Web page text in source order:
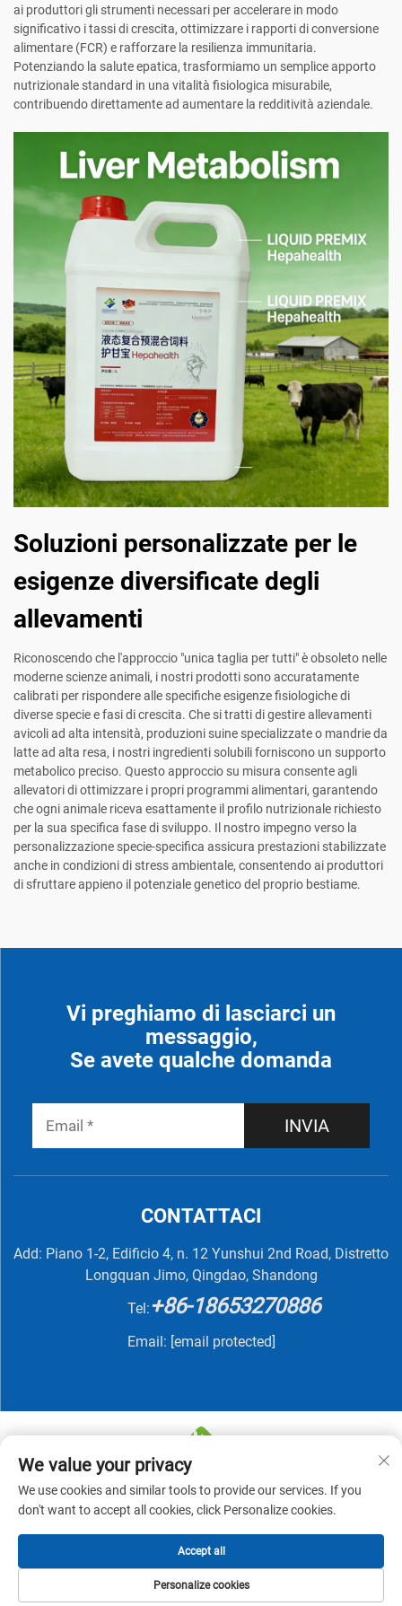
ai produttori gli strumenti necessari per accelerare in modo
significativo i tassi di crescita, ottimizzare i rapporti di conversione
alimentare (FCR) e rafforzare la resilienza immunitaria.
Potenziando la salute epatica, trasformiamo un semplice apporto
nutrizionale standard in una vitalità fisiologica misurabile,
contribuendo direttamente ad aumentare la redditività aziendale.
Soluzioni personalizzate per le
esigenze diversificate degli
allevamenti
Riconoscendo che l'approccio "unica taglia per tutti" è obsoleto nelle
moderne scienze animali, i nostri prodotti sono accuratamente
calibrati per rispondere alle specifiche esigenze fisiologiche di
diverse specie e fasi di crescita. Che si tratti di gestire allevamenti
avicoli ad alta intensità, produzioni suine specializzate o mandrie da
latte ad alta resa, i nostri ingredienti solubili forniscono un supporto
metabolico preciso. Questo approccio su misura consente agli
allevatori di ottimizzare i propri programmi alimentari, garantendo
che ogni animale riceva esattamente il profilo nutrizionale richiesto
per la sua specifica fase di sviluppo. Il nostro impegno verso la
personalizzazione specie-specifica assicura prestazioni stabilizzate
anche in condizioni di stress ambientale, consentendo ai produttori
di sfruttare appieno il potenziale genetico del proprio bestiame.
Vi preghiamo di lasciarci un
messaggio,
Se avete qualche domanda
INVIA
CONTATTACI
Add: Piano 1-2, Edificio 4, n. 12 Yunshui 2nd Road, Distretto
Longquan Jimo, Qingdao, Shandong
Tel:+86-18653270886
Email: [email protected]
Copyright © 2025 di QINGDAO NUTRIVIT BIOTECH CO.,
LTD - Informativa sulla privacy
HOMEPAGE PRODOTTI E-MAIL TEL
We value your privacy
We use cookies and similar tools to provide our services. If you
don't want to accept all cookies, click Personalize cookies.
Personalize cookies
Accept all